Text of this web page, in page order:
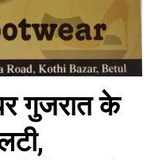
गुजरात के